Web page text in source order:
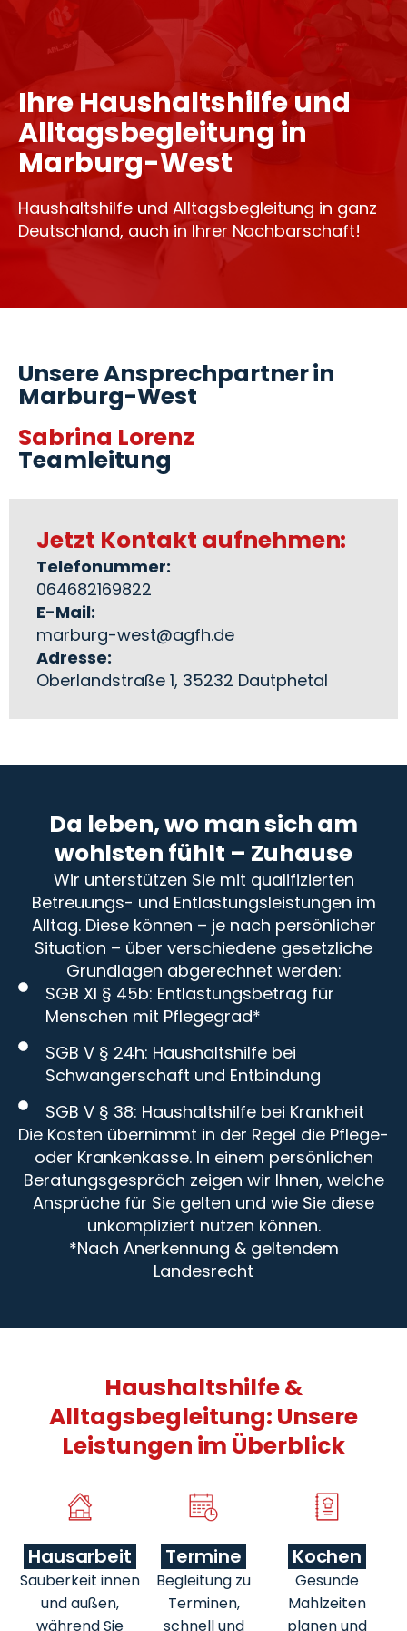
Ihre Haushaltshilfe und
Alltagsbegleitung in
Marburg-West
Haushaltshilfe und Alltagsbegleitung in ganz
Deutschland, auch in Ihrer Nachbarschaft!
Unsere Ansprechpartner in
Marburg-West
Sabrina Lorenz
Teamleitung
Jetzt Kontakt aufnehmen:
Telefonummer:
064682169822
E-Mail:
marburg-west@agfh.de
Adresse:
Oberlandstraße 1, 35232 Dautphetal
Da leben, wo man sich am
wohlsten fühlt – Zuhause
Wir unterstützen Sie mit qualifizierten
Betreuungs- und Entlastungsleistungen im
Alltag. Diese können – je nach persönlicher
Situation – über verschiedene gesetzliche
Grundlagen abgerechnet werden:
SGB XI § 45b: Entlastungsbetrag für
Menschen mit Pflegegrad*
SGB V § 24h: Haushaltshilfe bei
Schwangerschaft und Entbindung
SGB V § 38: Haushaltshilfe bei Krankheit
Die Kosten übernimmt in der Regel die Pflege-
oder Krankenkasse. In einem persönlichen
Beratungsgespräch zeigen wir Ihnen, welche
Ansprüche für Sie gelten und wie Sie diese
unkompliziert nutzen können.
*Nach Anerkennung & geltendem
Landesrecht
Haushaltshilfe &
Alltagsbegleitung: Unsere
Leistungen im Überblick
Hausarbeit
Sauberkeit innen
und außen,
während Sie
Termine
Begleitung zu
Terminen,
schnell und
Kochen
Gesunde
Mahlzeiten
planen und